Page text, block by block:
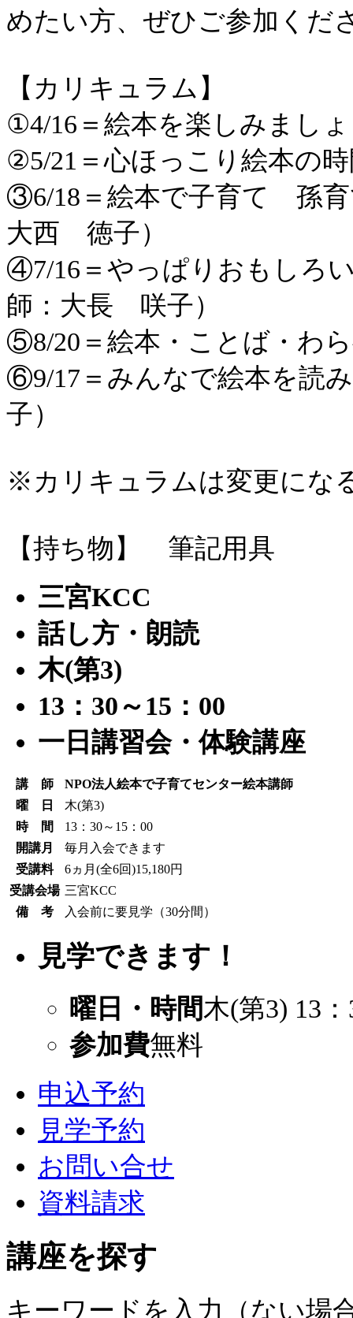
めたい方、ぜひご参加くだ
【カリキュラム】
①4/16＝絵本を楽しみまし
②5/21＝心ほっこり絵本の
③6/18＝絵本で子育て 孫
大西 徳子）
④7/16＝やっぱりおもし
師：大長 咲子）
⑤8/20＝絵本・ことば・わ
⑥9/17＝みんなで絵本を読
子）
※カリキュラムは変更にな
【持ち物】 筆記用具
三宮KCC
話し方・朗読
木(第3)
13：30～15：00
一日講習会・体験講座
講 師
NPO法人絵本で子育てセンター絵本講師
曜 日
木(第3)
時 間
13：30～15：00
開講月
毎月入会できます
受講料
6ヵ月(全6回)15,180円
受講会場 三宮KCC
備 考
入会前に要見学（30分間）
見学できます！
曜日・時間木(第3) 13
参加費無料
申込予約
見学予約
お問い合せ
資料請求
講座を探す
キーワードを入力（ない場